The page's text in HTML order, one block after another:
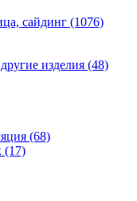
сайдинг (1076)
изделия (48)
(68)
(17)